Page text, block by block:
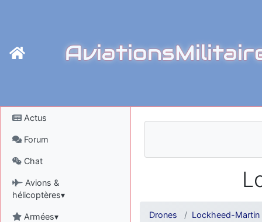
Actus
Forum
Chat
Avions &
hélicoptères▾
Armées▾ Drones Lockheed-Martin